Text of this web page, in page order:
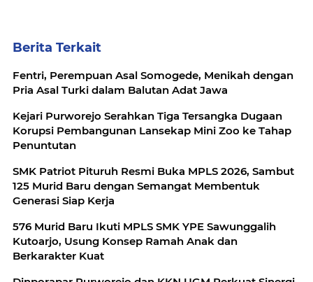
Berita Terkait
Fentri, Perempuan Asal Somogede, Menikah dengan
Pria Asal Turki dalam Balutan Adat Jawa
Kejari Purworejo Serahkan Tiga Tersangka Dugaan
Korupsi Pembangunan Lansekap Mini Zoo ke Tahap
Penuntutan
SMK Patriot Pituruh Resmi Buka MPLS 2026, Sambut
125 Murid Baru dengan Semangat Membentuk
Generasi Siap Kerja
576 Murid Baru Ikuti MPLS SMK YPE Sawunggalih
Kutoarjo, Usung Konsep Ramah Anak dan
Berkarakter Kuat